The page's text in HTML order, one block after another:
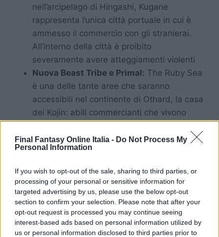
Final Fantasy Online Italia - Do Not Process My
Personal Information
If you wish to opt-out of the sale, sharing to third parties, or
processing of your personal or sensitive information for
targeted advertising by us, please use the below opt-out
section to confirm your selection. Please note that after your
opt-out request is processed you may continue seeing
interest-based ads based on personal information utilized by
us or personal information disclosed to third parties prior to
nell’arcipelago di Hingashi, Kugane
rappresenta l’unica città portuale in cui è
ammesso il commercio con gli stranierai.
All’interno della città è proibito
severamente avere atteggiamenti violenti
Nuova Beast Tribe e Primal: The Ruby Sea
è una delle tante aree che saranno
accessibili nel continente di Othard, la casa
dei Kojin: abili commercianti che vivono
che gli dei vivano negli oggetti e per questo
motivo collezionano di tutto. Il primal a cui
Susano.
Nuovi dungeons:Yanxia e The Azim
Steppe attendono gli avventuri di
Stormblood durante l’esplorazione delle
terre di Othard.